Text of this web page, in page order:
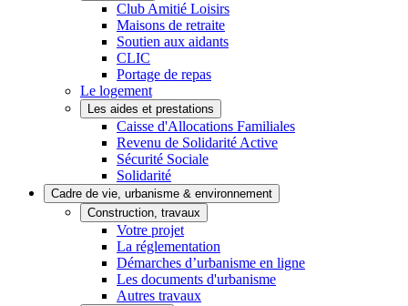
Club Amitié Loisirs
Maisons de retraite
Soutien aux aidants
CLIC
Portage de repas
Le logement
Les aides et prestations
Caisse d'Allocations Familiales
Revenu de Solidarité Active
Sécurité Sociale
Solidarité
Cadre de vie, urbanisme & environnement
Construction, travaux
Votre projet
La réglementation
Démarches d’urbanisme en ligne
Les documents d'urbanisme
Autres travaux